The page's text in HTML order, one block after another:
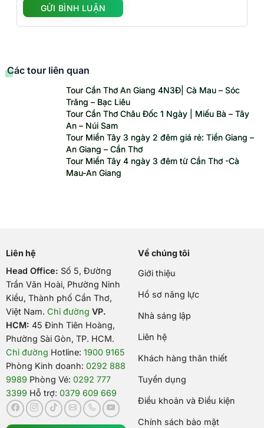
Các tour liên quan
Tour Cần Thơ An Giang 4N3Đ| Cà Mau – Sóc
Trăng – Bạc Liêu
Tour Cần Thơ Châu Đốc 1 Ngày | Miếu Bà – Tây
An – Núi Sam
Tour Miền Tây 3 ngày 2 đêm giá rẻ: Tiền Giang –
An Giang – Cần Thơ
Tour Miền Tây 4 ngày 3 đêm từ Cần Thơ -Cà
Mau-An Giang
Liên hệ
Head Office: Số 5, Đường
Trần Văn Hoài, Phường Ninh
Kiều, Thành phố Cần Thơ,
Việt Nam. Chỉ đường VP.
HCM: 45 Đinh Tiên Hoàng,
Phường Sài Gòn, TP. HCM.
Chỉ đường Hotline: 1900 9165
Phòng Kinh doanh: 0292 888
9989 Phòng Vé: 0292 777
3399 Hỗ trợ: 0379 609 669
Về chúng tôi
Giới thiệu
Hồ sơ năng lực
Nhà sáng lập
Liên hệ
Khách hàng thân thiết
Tuyển dụng
Điều khoản và Điều kiện
Chính sách bảo mật